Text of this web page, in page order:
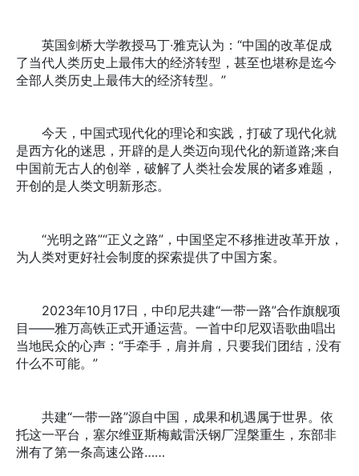
英国剑桥大学教授马丁·雅克认为：“中国的改革促成
了当代人类历史上最伟大的经济转型，甚至也堪称是迄今
全部人类历史上最伟大的经济转型。”
今天，中国式现代化的理论和实践，打破了现代化就
是西方化的迷思，开辟的是人类迈向现代化的新道路;来自
中国前无古人的创举，破解了人类社会发展的诸多难题，
开创的是人类文明新形态。
“光明之路”“正义之路”，中国坚定不移推进改革开放，
为人类对更好社会制度的探索提供了中国方案。
2023年10月17日，中印尼共建“一带一路”合作旗舰项
目——雅万高铁正式开通运营。一首中印尼双语歌曲唱出
当地民众的心声：“手牵手，肩并肩，只要我们团结，没有
什么不可能。”
共建“一带一路”源自中国，成果和机遇属于世界。依
托这一平台，塞尔维亚斯梅戴雷沃钢厂涅槃重生，东部非
洲有了第一条高速公路……